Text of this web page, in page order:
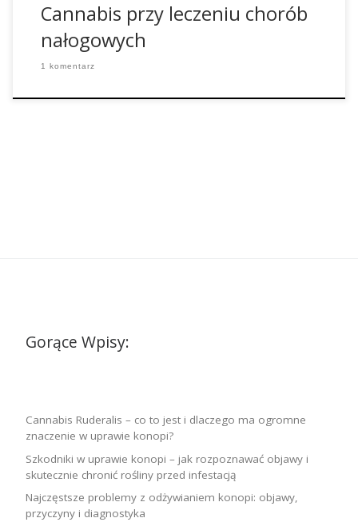
Cannabis przy leczeniu chorób
nałogowych
1 komentarz
Gorące Wpisy:
Cannabis Ruderalis – co to jest i dlaczego ma ogromne
znaczenie w uprawie konopi?
Szkodniki w uprawie konopi – jak rozpoznawać objawy i
skutecznie chronić rośliny przed infestacją
Najczęstsze problemy z odżywianiem konopi: objawy,
przyczyny i diagnostyka